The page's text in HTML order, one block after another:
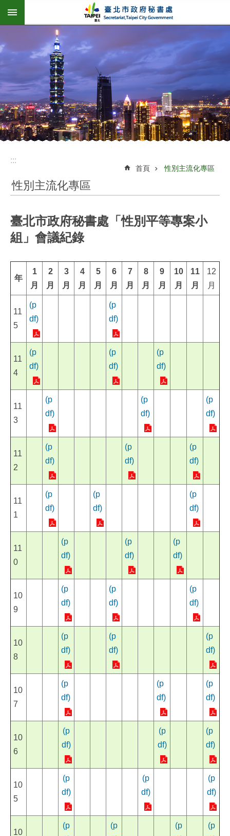
跳到主要內容區塊
:::
首頁 性別主流化專區
性別主流化專區
臺北市政府秘書處「性別平等專案小
組」會議紀錄
年
1
月
2
月
3
月
4
月
5
月
6
月
7
月
8
月
9
月
10
月
11
月
12
月
11
5
(p
df)
(p
df)
11
4
(p
df)
(p
df)
(p
df)
11
3
(p
df)
(p
df)
(p
df)
11
2
(p
df)
(p
df)
(p
df)
11
1
(p
df)
(p
df)
(p
df)
11
0
(p
df)
(p
df)
(p
df)
10
9
(p
df)
(p
df)
(p
df)
10
8
(p
df)
(p
df)
(p
df)
10
7
(p
df)
(p
df)
(p
df)
10
6
(p
df)
(p
df)
(p
df)
10
5
(p
df)
(p
df)
(p
df)
10
(p
(p
(p
(p